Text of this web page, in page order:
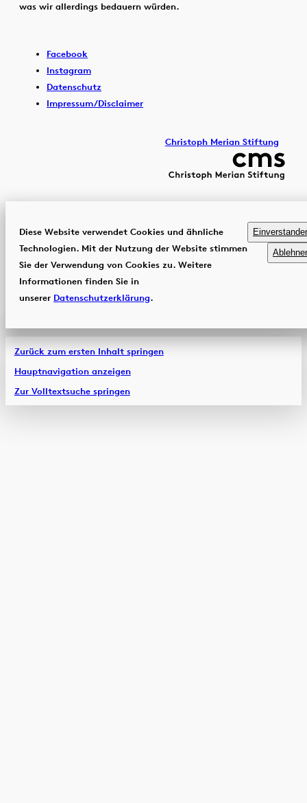
was wir allerdings bedauern würden.
Facebook
Instagram
Datenschutz
Impressum/Disclaimer
Christoph Merian Stiftung
Diese Website verwendet Cookies und ähnliche
Technologien. Mit der Nutzung der Website stimmen
Sie der Verwendung von Cookies zu. Weitere
Informationen finden Sie in
unserer Datenschutzerklärung.
Zurück zum ersten Inhalt springen
Hauptnavigation anzeigen
Zur Volltextsuche springen